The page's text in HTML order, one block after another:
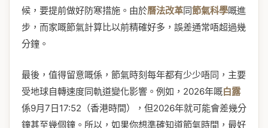
候，要提前做好防寒措施。由於曆法改革同節氣科學嘅進
步，而家嘅節氣計算比以前精確好多，誤差通常唔超過幾
分鐘。
最後，值得留意嘅係，節氣時刻每年都有少少唔同，主要
受地球自轉速度同軌道變化影響。例如，2026年嘅白露
係9月7日17:52（香港時間），但2026年就可能會差幾分
鐘甚至幾個鐘。所以，如果你想準確知道節氣時間，最好